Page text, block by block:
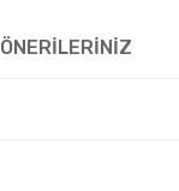
ÖNERİLERİNİZ